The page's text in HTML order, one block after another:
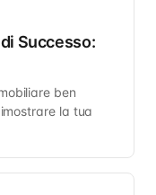
Successo:
ben
la tua